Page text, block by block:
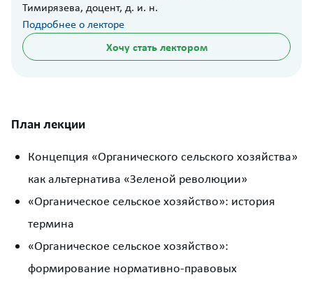
Тимирязева, доцент, д. и. н.
Подробнее о лекторе
Хочу стать лектором
План лекции
Концепция «Органического сельского хозяйства»
как альтернатива «Зеленой революции»
«Органическое сельское хозяйство»: история
термина
«Органическое сельское хозяйство»:
формирование нормативно-правовых